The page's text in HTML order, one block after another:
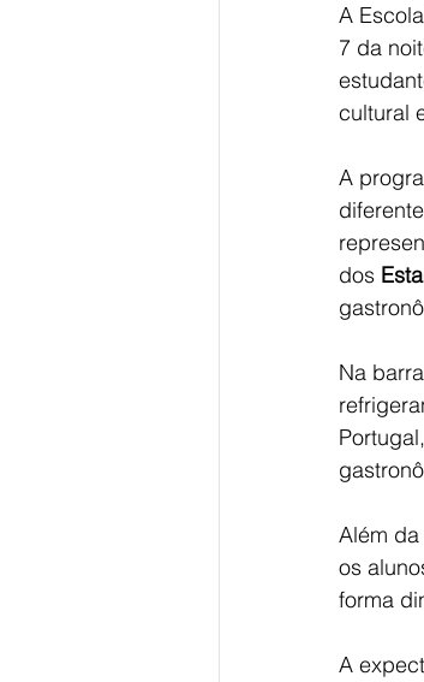
A
7 da
cultural
A
dos
Na
Além
os
forma
A